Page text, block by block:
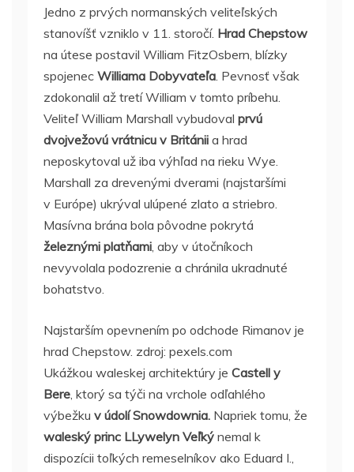
Jedno z prvých normanských veliteľských
stanovíšť vzniklo v 11. storočí. Hrad Chepstow
na útese postavil William FitzOsbern, blízky
spojenec Williama Dobyvateľa. Pevnosť však
zdokonalil až tretí William v tomto príbehu.
Veliteľ William Marshall vybudoval prvú
dvojvežovú vrátnicu v Británii a hrad
neposkytoval už iba výhľad na rieku Wye.
Marshall za drevenými dverami (najstaršími
v Európe) ukrýval ulúpené zlato a striebro.
Masívna brána bola pôvodne pokrytá
železnými platňami, aby v útočníkoch
nevyvolala podozrenie a chránila ukradnuté
bohatstvo.
Najstarším opevnením po odchode Rimanov je
hrad Chepstow. zdroj: pexels.com
Ukážkou waleskej architektúry je Castell y
Bere, ktorý sa týči na vrchole odľahlého
výbežku v údolí Snowdownia. Napriek tomu, že
waleský princ LLywelyn Veľký nemal k
dispozícii toľkých remeselníkov ako Eduard I.,